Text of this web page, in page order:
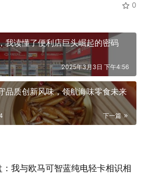
0
我读懂了便利店巨头崛起的密码
2025年3月3日 下午4:56
品质创新风味，领航海味零食未来
下一篇
我与欧马可智蓝纯电轻卡相识相